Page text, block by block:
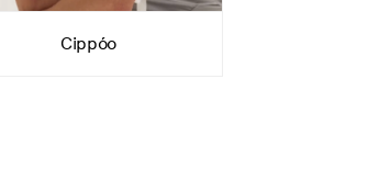
Cippóo